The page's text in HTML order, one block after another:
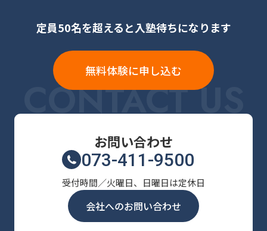
定員50名を超えると入塾待ちになります
無料体験に申し込む
CONTACT US
お問い合わせ
073-411-9500
受付時間／火曜日、日曜日は定休日
会社へのお問い合わせ